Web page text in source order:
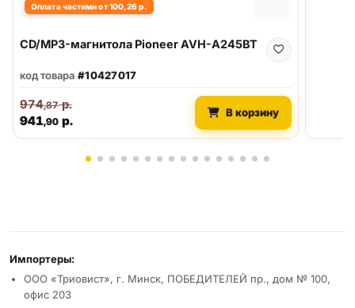
Оплата частями от 100,26 р.
CD/MP3-магнитола Pioneer AVH-A245BT
код товара #10427017
941,90 р.
974,87р.
В корзину
Реквизиты и условия
Импортеры:
ООО «Триовист», г. Минск, ПОБЕДИТЕЛЕЙ пр., дом № 100,
офис 203